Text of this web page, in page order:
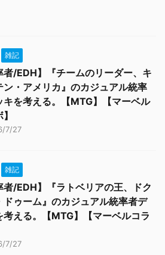
雑記
者/EDH】『チームのリーダー、キ
ン・アメリカ』のカジュアル統率
キを考える。【MTG】【マーベル
7/27
雑記
者/EDH】『ラトベリアの王、ドク
ドゥーム』のカジュアル統率者デ
考える。【MTG】【マーベルコラ
7/27